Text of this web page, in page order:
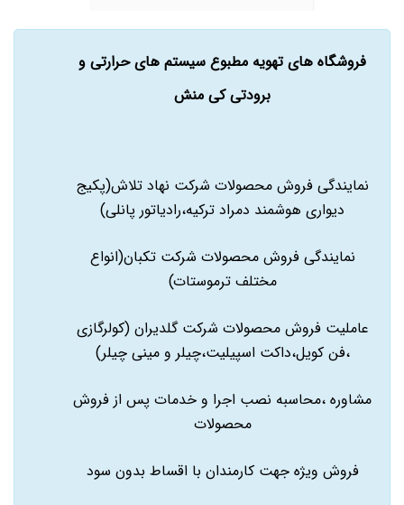
فروشگاه های تهویه مطبوع سیستم های حرارتی و
برودتی کی منش
نمایندگی فروش محصولات شرکت نهاد تلاش(پکیج
دیواری هوشمند دمراد ترکیه،رادیاتور پانلی)
نمایندگی فروش محصولات شرکت تکبان(انواع
مختلف ترموستات)
عاملیت فروش محصولات شرکت گلدیران (کولرگازی
،فن کویل،داکت اسپیلیت،چیلر و مینی چیلر)
مشاوره ،محاسبه نصب اجرا و خدمات پس از فروش
محصولات
فروش ویژه جهت کارمندان با اقساط بدون سود